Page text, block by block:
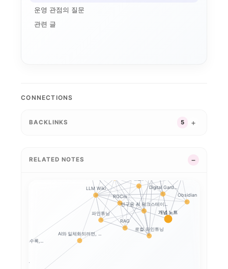
운영 관점의 질문
관련 글
CONNECTIONS
BACKLINKS 5
RELATED NOTES
개념 노트
Digital Gard...
LLM Wiki
Obsidian
RAG
연구용 AI 워크스테이...
ROCm
파인튜닝
온디바이스 AI
로컬 파인튜닝
AI 워크스테이션
AI와 일체화되려면, ...
AI가 많이 만들수록,...